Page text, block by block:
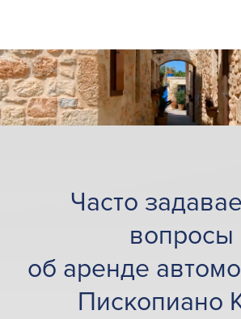
Часто
вопросы
об аренде
Пископиано